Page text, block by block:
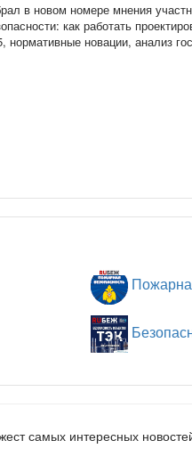
в новом номере мнения
как работать
нормативные новации, анализ
самых интересных